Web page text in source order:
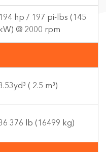
194 hp / 197 pi-lbs (145
kW) @ 2000 rpm
( 2.5 m³)
376 lb (16499 kg)